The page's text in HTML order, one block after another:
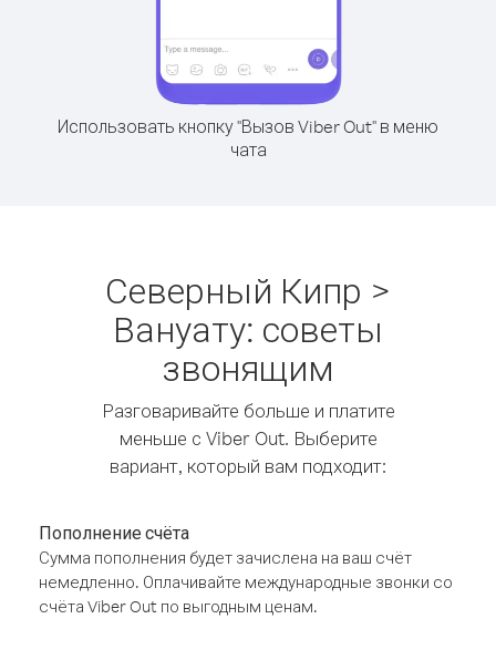
Использовать кнопку "Вызов Viber Out" в меню
чата
Северный Кипр >
Вануату: советы
звонящим
Разговаривайте больше и платите
меньше с Viber Out. Выберите
вариант, который вам подходит:
Пополнение счёта
Сумма пополнения будет зачислена на ваш счёт
немедленно. Оплачивайте международные звонки со
счёта Viber Out по выгодным ценам.